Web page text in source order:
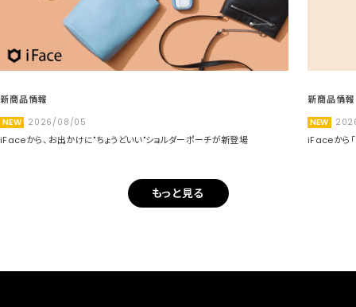
新商品情報
NEW 2026/08/05
iFaceから、お出かけに"ちょうどいい"ショルダーポーチが新登場
新商品情報
NEW
iFaceから
もっと見る